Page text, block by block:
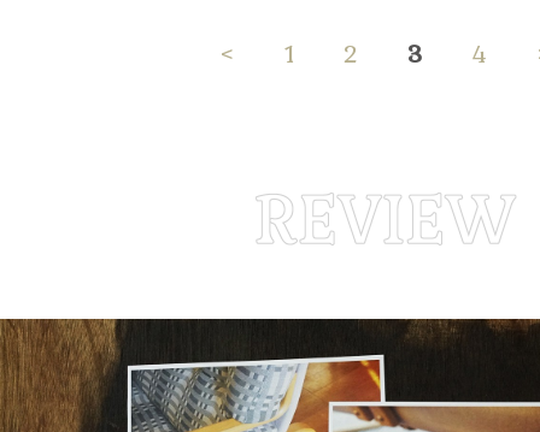
< 1 2 3 4